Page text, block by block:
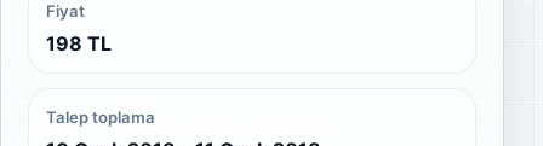
Fiyat
198 TL
Talep toplama